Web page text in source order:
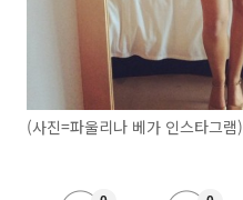
(사진=파울리나 베가 인스타그램)